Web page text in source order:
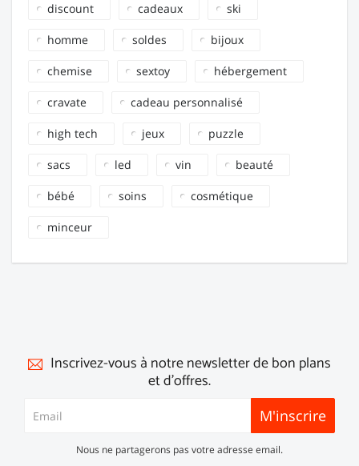
discount cadeaux ski
homme soldes bijoux
chemise sextoy hébergement
cravate cadeau personnalisé
high tech jeux puzzle
sacs led vin beauté
bébé soins cosmétique
minceur
Inscrivez-vous à notre newsletter de bon plans
et d'offres.
M'inscrire
Nous ne partagerons pas votre adresse email.